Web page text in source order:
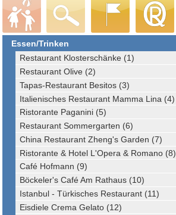
Essen/Trinken
Restaurant Klosterschänke (1)
Restaurant Olive (2)
Tapas-Restaurant Besitos (3)
Italienisches Restaurant Mamma Lina (4)
Ristorante Paganini (5)
Restaurant Sommergarten (6)
China Restaurant Zheng's Garden (7)
Ristorante & Hotel L'Opera & Romano (8)
Café Hofmann (9)
Böckeler's Café Am Rathaus (10)
Istanbul - Türkisches Restaurant (11)
Eisdiele Crema Gelato (12)